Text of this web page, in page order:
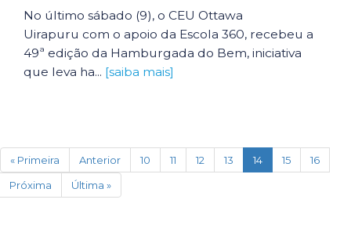
No último sábado (9), o CEU Ottawa
Uirapuru com o apoio da Escola 360, recebeu a
49ª edição da Hamburgada do Bem, iniciativa
que leva ha... [saiba mais]
« Primeira Anterior 10 11 12 13 14(current)
15
16
Próxima
Última »